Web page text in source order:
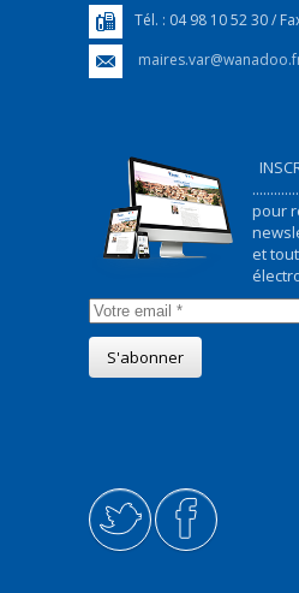
Tél. : 04 98 10 52 30 /
pour
et